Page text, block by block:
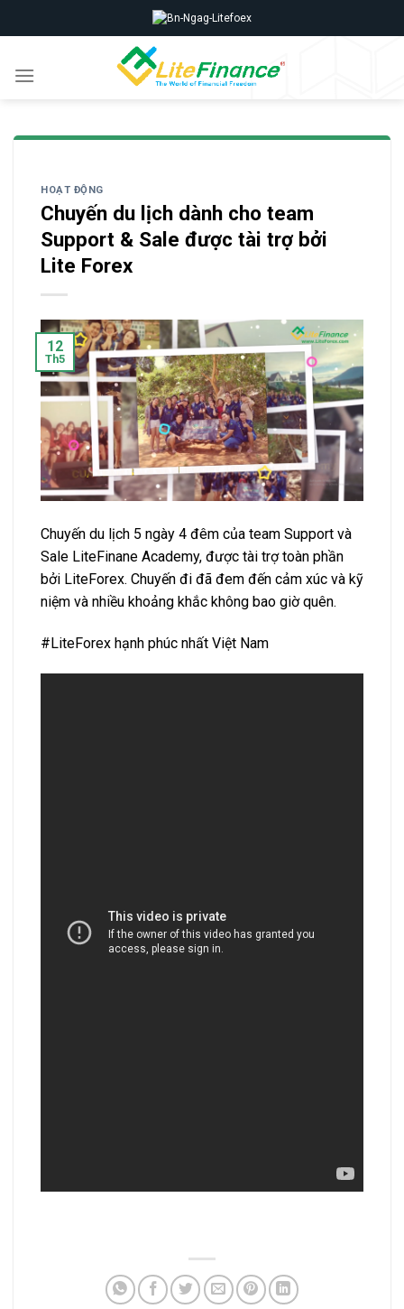
to
HOẠT ĐỘNG
Chuyến du lịch dành cho team
Support & Sale được tài trợ bởi
Lite Forex
12
Th5
Chuyến du lịch 5 ngày 4 đêm của team Support và
Sale LiteFinane Academy, được tài trợ toàn phần
bởi LiteForex. Chuyến đi đã đem đến cảm xúc và kỹ
niệm và nhiều khoảng khắc không bao giờ quên.
#LiteForex hạnh phúc nhất Việt Nam